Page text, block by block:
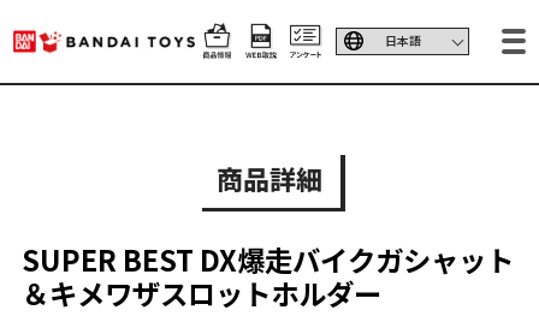
商品詳細
SUPER BEST DX爆走バイクガシャット
＆キメワザスロットホルダー